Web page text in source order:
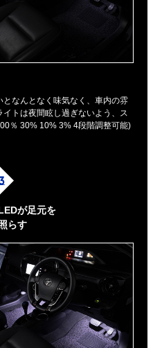
なんとなく味気なく、車内の雰
トは夜間眩し過ぎないよう、ス
％ 30% 10% 3% 4段階調整可能)
が足元を
らす